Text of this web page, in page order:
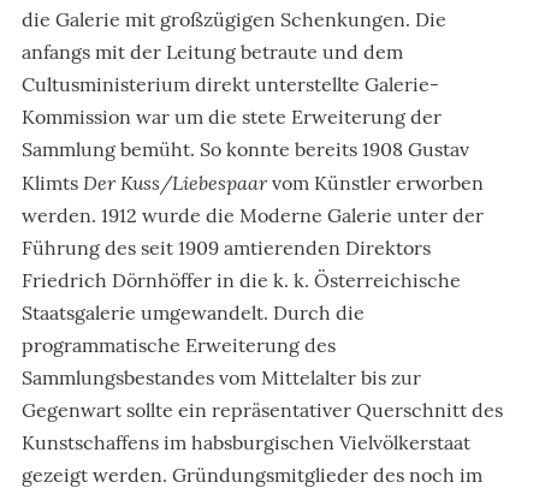
die Galerie mit großzügigen Schenkungen. Die
anfangs mit der Leitung betraute und dem
Cultusministerium direkt unterstellte Galerie-
Kommission war um die stete Erweiterung der
Sammlung bemüht. So konnte bereits 1908 Gustav
Klimts Der Kuss/Liebespaarvom Künstler erworben
werden. 1912 wurde die Moderne Galerie unter der
Führung des seit 1909 amtierenden Direktors
Friedrich Dörnhöffer in die k. k. Österreichische
Staatsgalerie umgewandelt. Durch die
programmatische Erweiterung des
Sammlungsbestandes vom Mittelalter bis zur
Gegenwart sollte ein repräsentativer Querschnitt des
Kunstschaffens im habsburgischen Vielvölkerstaat
gezeigt werden. Gründungsmitglieder des noch im